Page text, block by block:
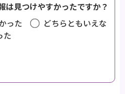
は見つけやすかったですか？
った
どちらともいえな
た